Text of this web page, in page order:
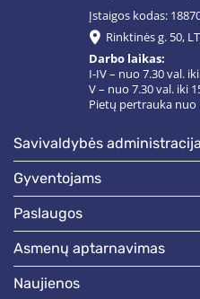
Įstaigos kodas:
Rinktinės g. 50,
Darbo laikas:
I-IV – nuo 7.30 val.
V – nuo 7.30 val. iki
Pietų pertrauka nuo
savivaldybės administracija
gyventojams
paslaugos
asmenų aptarnavimas
naujienos